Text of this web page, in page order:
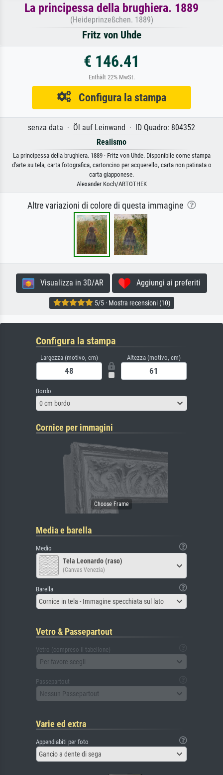
La principessa della brughiera. 1889
(Heideprinzeßchen. 1889)
Fritz von Uhde
€ 146.41
Enthält 22% MwSt.
Configura la stampa
senza data · Öl auf Leinwand · ID Quadro: 804352
Realismo
La principessa della brughiera. 1889 · Fritz von Uhde. Disponibile come stampa
d'arte su tela, carta fotografica, cartoncino per acquerello, carta non patinata o
carta giapponese.
Alexander Koch/ARTOTHEK
Altre variazioni di colore di questa immagine
Visualizza in 3D/AR Aggiungi ai preferiti
5/5 · Mostra recensioni (10)
Configura la stampa
Largezza (motivo, cm) Altezza (motivo, cm)
Bordo
0 cm bordo
Cornice per immagini
Media e barella
Medio
Tela Leonardo (raso)
(Canvas Venezia)
Barella
Cornice in tela - Immagine specchiata sul lato
Vetro & Passepartout
Vetro (compreso il tabellone)
Per favore scegli
Passepartout
Nessun Passepartout
Varie ed extra
Appendiabiti per foto
Gancio a dente di sega